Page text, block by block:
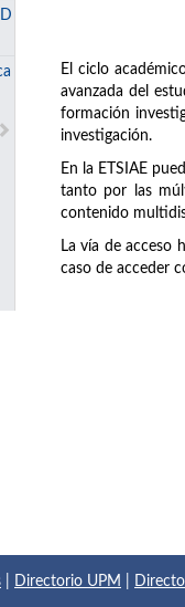
El ciclo
avanzada del
formación
investigación.
En la ETSIAE
tanto por las
contenido
La vía de acceso
caso de acceder
Directorio UPM